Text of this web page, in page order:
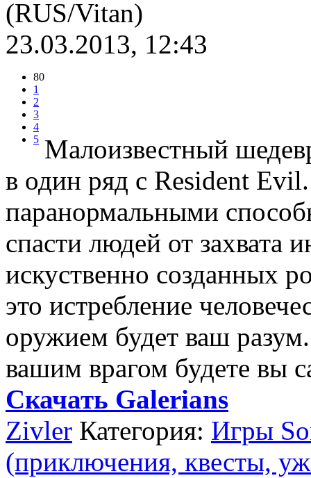
(RUS/Vitan)
23.03.2013, 12:43
80
1
2
3
4
5 Малоизвестный
в один ряд с Resident
паранормальными
спасти людей от захвата
искуственно созданных
это истребление
оружием будет ваш
вашим врагом будете вы
Скачать Galerians
Zivler Категория: Игры
(приключения, квесты,